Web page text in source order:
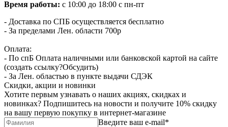
Время работы: с 10:00 до 18:00 с пн-пт
- Доставка по СПБ осуществляется бесплатно
- За пределами Лен. области 700р
Оплата:
- По спБ Оплата наличными или банковской картой на сайте
(создать ссылку?Обсудить)
- За Лен. областью в пункте выдачи СДЭК
Скидки, акции и новинки
Хотите первым узнавать о наших акциях, скидках и
новинках? Подпишитесь на новости и получите 10% скидку
на вашу первую покупку в интернет-магазине
Введите ваш e-mail*